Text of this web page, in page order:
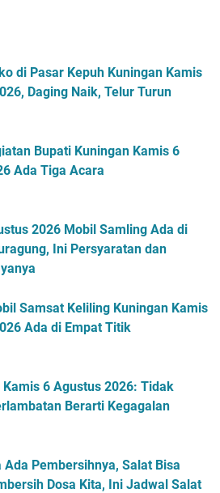
di Pasar Kepuh Kuningan Kamis
Daging Naik, Telur Turun
Bupati Kuningan Kamis 6
Ada Tiga Acara
2026 Mobil Samling Ada di
Ini Persyaratan dan
Samsat Keliling Kuningan Kamis
Ada di Empat Titik
Kamis 6 Agustus 2026: Tidak
Berarti Kegagalan
Ada Pembersihnya, Salat Bisa
Dosa Kita, Ini Jadwal Salat